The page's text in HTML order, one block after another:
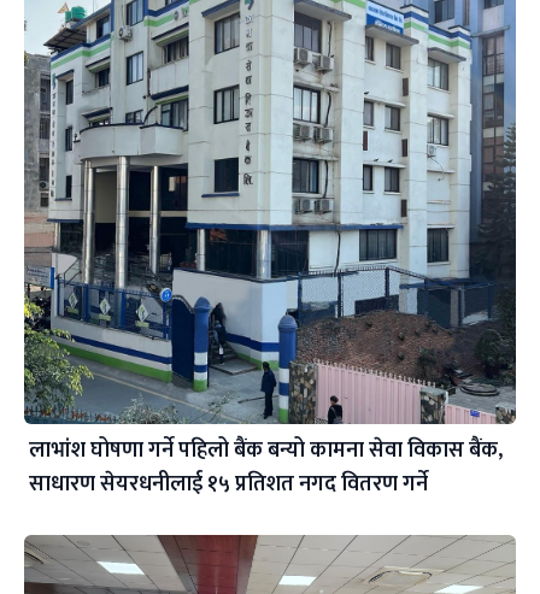
लाभांश घोषणा गर्ने पहिलो बैंक बन्यो कामना सेवा विकास बैंक,
साधारण सेयरधनीलाई १५ प्रतिशत नगद वितरण गर्ने